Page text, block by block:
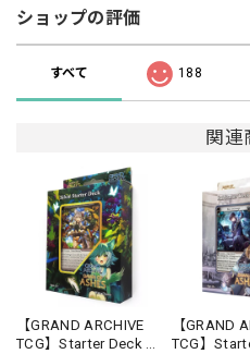
ショップの評価
すべて 188
関連
【GRAND ARCHIVE
TCG】Starter Deck -
【GRAND
TCG】